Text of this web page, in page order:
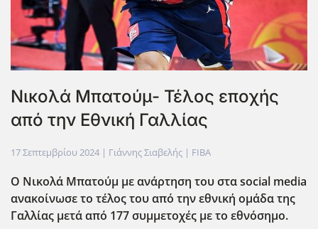
Νικολά Μπατούμ- Τέλος εποχής
από την Εθνική Γαλλίας
17 Σεπτεμβρίου 2024 | Γιάννης Σιαβελής | FIBA
Ο Νικολά Μπατούμ με ανάρτηση του στα social media
ανακοίνωσε το τέλος του από την εθνική ομάδα της
Γαλλίας μετά από 177 συμμετοχές με το εθνόσημο.